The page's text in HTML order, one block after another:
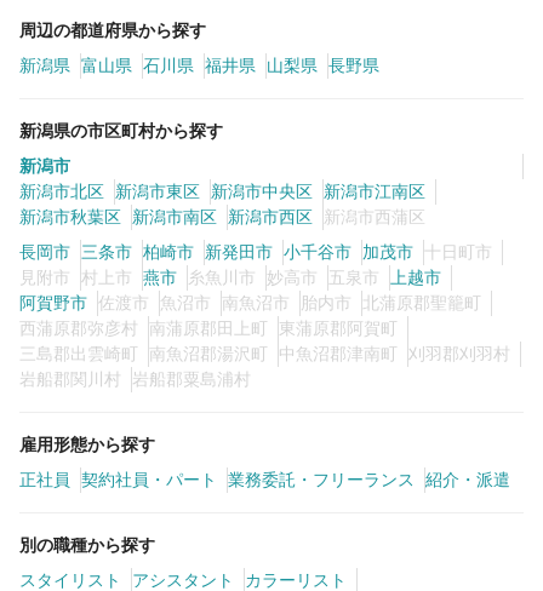
周辺の都道府県から探す
新潟県
富山県 石川県 福井県 山梨県 長野県
新潟県の市区町村から探す
新潟市
新潟市北区
新潟市東区 新潟市中央区
新潟市江南区
新潟市秋葉区
新潟市南区 新潟市西区
新潟市西蒲区
長岡市
三条市 柏崎市 新発田市 小千谷市 加茂市
十日町市
見附市
村上市 燕市 糸魚川市 妙高市 五泉市
上越市
阿賀野市
佐渡市 魚沼市 南魚沼市 胎内市
北蒲原郡聖籠町
西蒲原郡弥彦村
南蒲原郡田上町
東蒲原郡阿賀町
三島郡出雲崎町
南魚沼郡湯沢町 中魚沼郡津南町
刈羽郡刈羽村
岩船郡関川村
岩船郡粟島浦村
雇用形態から探す
正社員
契約社員・パート 業務委託・フリーランス 紹介・派遣
別の職種から探す
スタイリスト
アシスタント
カラーリスト